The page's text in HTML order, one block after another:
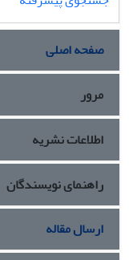
صفحه اصلی
مرور
اطلاعات نشریه
راهنمای نویسندگان
ارسال مقاله